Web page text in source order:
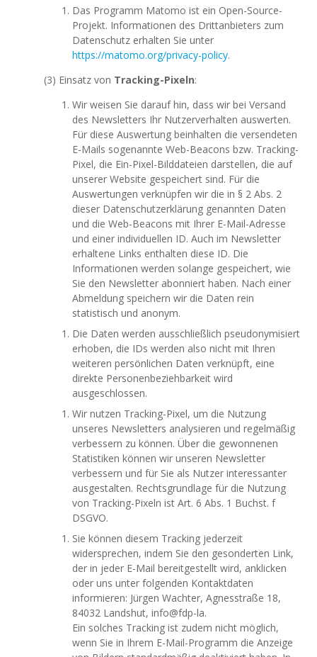
Das Programm Matomo ist ein Open-Source-
Projekt. Informationen des Drittanbieters zum
Datenschutz erhalten Sie unter
https://matomo.org/privacy-policy.
(3) Einsatz von Tracking-Pixeln:
Wir weisen Sie darauf hin, dass wir bei Versand
des Newsletters Ihr Nutzerverhalten auswerten.
Für diese Auswertung beinhalten die versendeten
E-Mails sogenannte Web-Beacons bzw. Tracking-
Pixel, die Ein-Pixel-Bilddateien darstellen, die auf
unserer Website gespeichert sind. Für die
Auswertungen verknüpfen wir die in § 2 Abs. 2
dieser Datenschutzerklärung genannten Daten
und die Web-Beacons mit Ihrer E-Mail-Adresse
und einer individuellen ID. Auch im Newsletter
erhaltene Links enthalten diese ID. Die
Informationen werden solange gespeichert, wie
Sie den Newsletter abonniert haben. Nach einer
Abmeldung speichern wir die Daten rein
statistisch und anonym.
Die Daten werden ausschließlich pseudonymisiert
erhoben, die IDs werden also nicht mit Ihren
weiteren persönlichen Daten verknüpft, eine
direkte Personenbeziehbarkeit wird
ausgeschlossen.
Wir nutzen Tracking-Pixel, um die Nutzung
unseres Newsletters analysieren und regelmäßig
verbessern zu können. Über die gewonnenen
Statistiken können wir unseren Newsletter
verbessern und für Sie als Nutzer interessanter
ausgestalten. Rechtsgrundlage für die Nutzung
von Tracking-Pixeln ist Art. 6 Abs. 1 Buchst. f
DSGVO.
Sie können diesem Tracking jederzeit
widersprechen, indem Sie den gesonderten Link,
der in jeder E-Mail bereitgestellt wird, anklicken
oder uns unter folgenden Kontaktdaten
informieren: Jürgen Wachter, Agnesstraße 18,
84032 Landshut, info@fdp-la.
Ein solches Tracking ist zudem nicht möglich,
wenn Sie in Ihrem E-Mail-Programm die Anzeige